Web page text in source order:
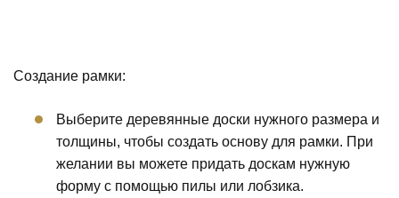
Создание рамки:
Выберите деревянные доски нужного размера и
толщины, чтобы создать основу для рамки. При
желании вы можете придать доскам нужную
форму с помощью пилы или лобзика.